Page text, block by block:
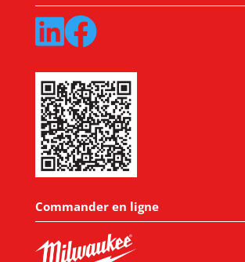
Commander en ligne